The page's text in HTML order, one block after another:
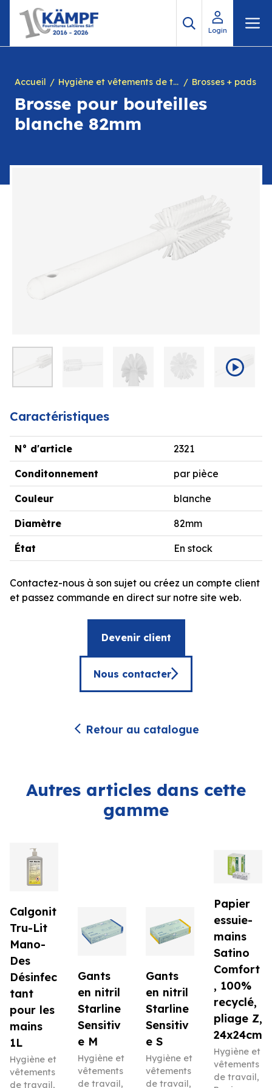
contenu
Login
Accueil Hygiène et vêtements de travail Brosses + pads
Brosse pour bouteilles
blanche 82mm
Caractéristiques
N° d'article 2321
Conditonnement par pièce
Couleur blanche
Diamètre 82mm
État En stock
Contactez-nous à son sujet ou créez un compte client
et passez commande en direct sur notre site web.
Devenir client
Nous contacter
Retour au catalogue
Autres articles dans cette
gamme
Calgonit
Tru-Lit
Mano-
Des
Désinfec
tant
pour les
mains
1L
Hygiène et
vêtements
de travail,
Gants
en nitril
Starline
Sensitiv
e M
Hygiène et
vêtements
de travail,
Gants
en nitril
Starline
Sensitiv
e S
Hygiène et
vêtements
de travail,
Papier
essuie-
mains
Satino
Comfort
, 100%
recyclé,
pliage Z,
24x24cm
Hygiène et
vêtements
de travail ,